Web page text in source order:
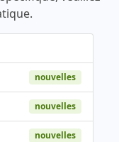
nouvelles
nouvelles
nouvelles